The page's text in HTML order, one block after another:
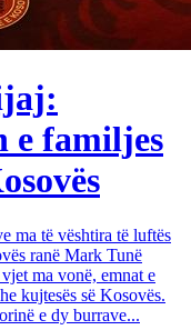
e familjes
ma të vështira të luftës
ranë Mark Tunë
ma vonë, emnat e
kujtesës së Kosovës.
e dy burrave...